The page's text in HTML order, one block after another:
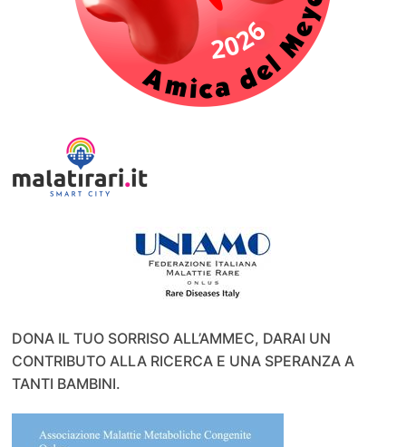
DONA IL TUO SORRISO ALL’AMMEC, DARAI UN
CONTRIBUTO ALLA RICERCA E UNA SPERANZA A
TANTI BAMBINI.